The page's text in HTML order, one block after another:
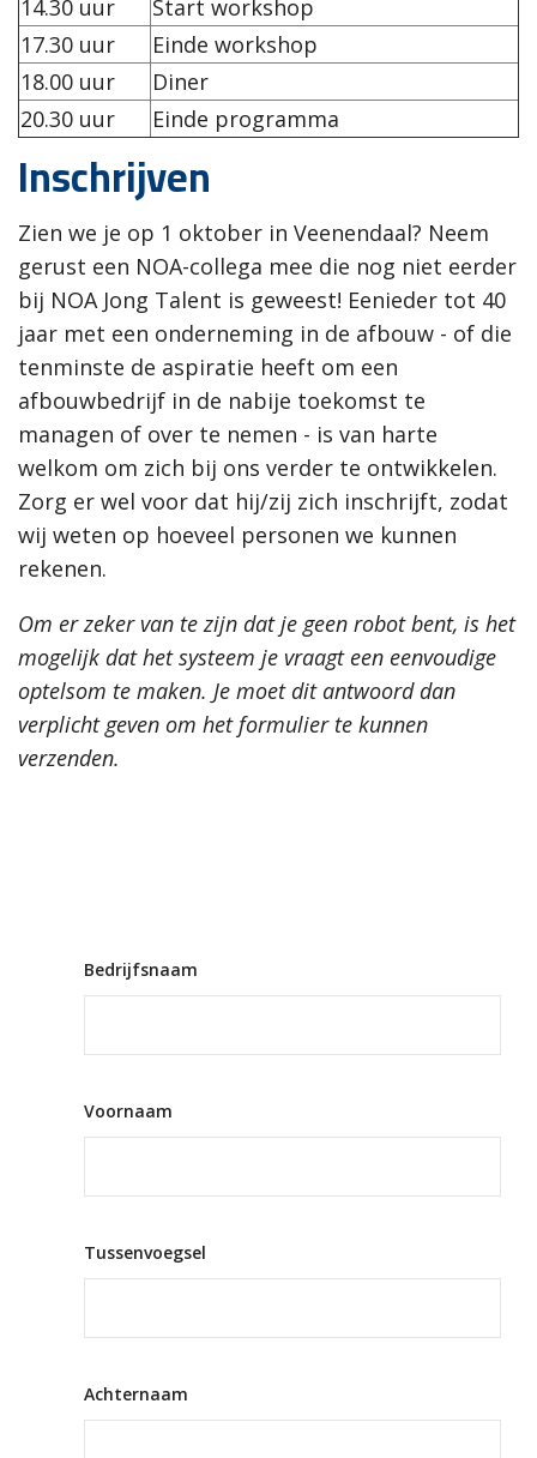
14.30 uur
Start workshop
17.30 uur
Einde workshop
18.00 uur
Diner
20.30 uur
Einde programma
Inschrijven
Zien we je op 1 oktober in Veenendaal? Neem
gerust een NOA-collega mee die nog niet eerder
bij NOA Jong Talent is geweest! Eenieder tot 40
jaar met een onderneming in de afbouw - of die
tenminste de aspiratie heeft om een
afbouwbedrijf in de nabije toekomst te
managen of over te nemen - is van harte
welkom om zich bij ons verder te ontwikkelen.
Zorg er wel voor dat hij/zij zich inschrijft, zodat
wij weten op hoeveel personen we kunnen
rekenen.
Om er zeker van te zijn dat je geen robot bent, is het
mogelijk dat het systeem je vraagt een eenvoudige
optelsom te maken. Je moet dit antwoord dan
verplicht geven om het formulier te kunnen
verzenden.
Bedrijfsnaam
Voornaam
Tussenvoegsel
Achternaam